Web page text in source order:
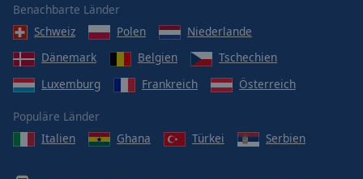
Benachbarte Länder
Schweiz
Polen
Niederlande
Dänemark
Belgien
Tschechien
Luxemburg
Frankreich Österreich
Populäre Länder
Italien
Ghana Türkei Serbien